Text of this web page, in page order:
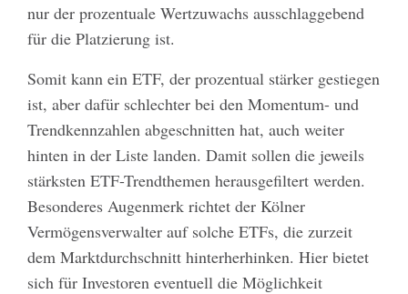
nur der prozentuale Wertzuwachs ausschlaggebend
für die Platzierung ist.
Somit kann ein ETF, der prozentual stärker gestiegen
ist, aber dafür schlechter bei den Momentum- und
Trendkennzahlen abgeschnitten hat, auch weiter
hinten in der Liste landen. Damit sollen die jeweils
stärksten ETF-Trendthemen herausgefiltert werden.
Besonderes Augenmerk richtet der Kölner
Vermögensverwalter auf solche ETFs, die zurzeit
dem Marktdurchschnitt hinterherhinken. Hier bietet
sich für Investoren eventuell die Möglichkeit